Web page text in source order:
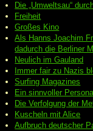
Die „Umweltsau“
Freiheit
Großes Kino
Als Hanns Joachim
dadurch die Berliner
Neulich im Gauland
Immer fair zu Nazis
Surfing Magazines
Ein sinnvoller
Die Verfolgung der
Kuscheln mit Alice
Aufbruch deutscher